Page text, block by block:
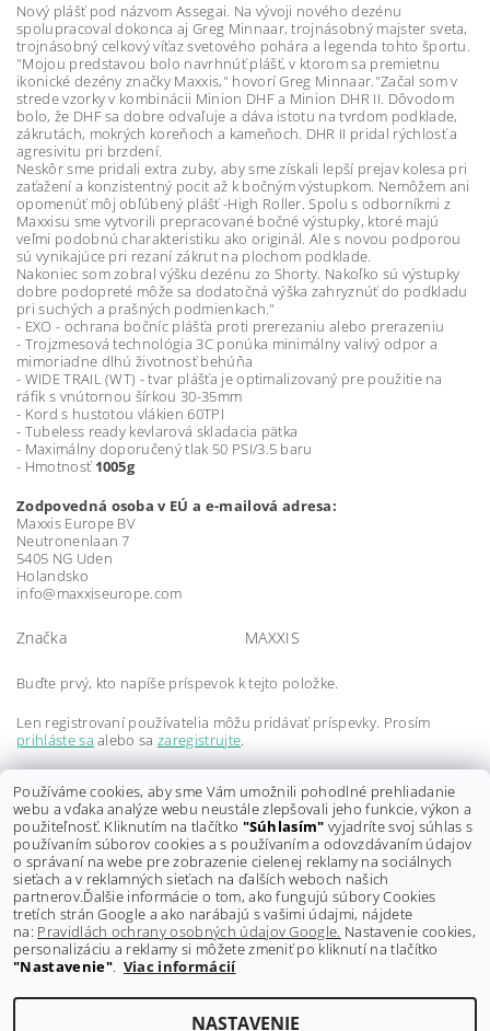
Nový plášť pod názvom Assegai. Na vývoji nového dezénu
spolupracoval dokonca aj Greg Minnaar, trojnásobný majster sveta,
trojnásobný celkový víťaz svetového pohára a legenda tohto športu.
"Mojou predstavou bolo navrhnúť plášť, v ktorom sa premietnu
ikonické dezény značky Maxxis," hovorí Greg Minnaar."Začal som v
strede vzorky v kombinácii Minion DHF a Minion DHR II. Dôvodom
bolo, že DHF sa dobre odvaľuje a dáva istotu na tvrdom podklade,
zákrutách, mokrých koreňoch a kameňoch. DHR II pridal rýchlosť a
agresivitu pri brzdení.
Neskôr sme pridali extra zuby, aby sme získali lepší prejav kolesa pri
zaťažení a konzistentný pocit až k bočným výstupkom. Nemôžem ani
opomenúť môj obľúbený plášť -High Roller. Spolu s odborníkmi z
Maxxisu sme vytvorili prepracované bočné výstupky, ktoré majú
veľmi podobnú charakteristiku ako originál. Ale s novou podporou
sú vynikajúce pri rezaní zákrut na plochom podklade.
Nakoniec som zobral výšku dezénu zo Shorty. Nakoľko sú výstupky
dobre podopreté môže sa dodatočná výška zahryznúť do podkladu
pri suchých a prašných podmienkach."
- EXO - ochrana bočníc plášťa proti prerezaniu alebo prerazeniu
- Trojzmesová technológia 3C ponúka minimálny valivý odpor a
mimoriadne dlhú životnosť behúňa
- WIDE TRAIL (WT) - tvar plášťa je optimalizovaný pre použitie na
ráfik s vnútornou šírkou 30-35mm
- Kord s hustotou vlákien 60TPI
- Tubeless ready kevlarová skladacia pätka
- Maximálny doporučený tlak 50 PSI/3.5 baru
- Hmotnosť1005g
Zodpovedná osoba v EÚ a e-mailová adresa:
Maxxis Europe BV
Neutronenlaan 7
5405 NG Uden
Holandsko
info@maxxiseurope.com
Značka MAXXIS
Buďte prvý, kto napíše príspevok k tejto položke.
Len registrovaní používatelia môžu pridávať príspevky. Prosím
prihláste sa alebo sazaregistrujte.
Len registrovaní používatelia môžu pridávať hodnotenie. Prosím
prihláste saalebo sazaregistrujte
Shoptet.sk
Používáme cookies, aby sme Vám umožnili pohodlné prehliadanie
webu a vďaka analýze webu neustále zlepšovali jeho funkcie, výkon a
použiteľnosť. Kliknutím na tlačítko "Súhlasím" vyjadríte svoj súhlas s
používaním súborov cookies a s používaním a odovzdávaním údajov
o správaní na webe pre zobrazenie cielenej reklamy na sociálnych
sieťach a v reklamných sieťach na ďalších weboch našich
partnerov.Ďalšie informácie o tom, ako fungujú súbory Cookies
tretích strán Google a ako narábajú s vašimi údajmi, nájdete
na: Pravidlách ochrany osobných údajov Google. Nastavenie cookies,
personalizáciu a reklamy si môžete zmeniť po kliknutí na tlačítko
"Nastavenie". Viac informácií
NASTAVENIE